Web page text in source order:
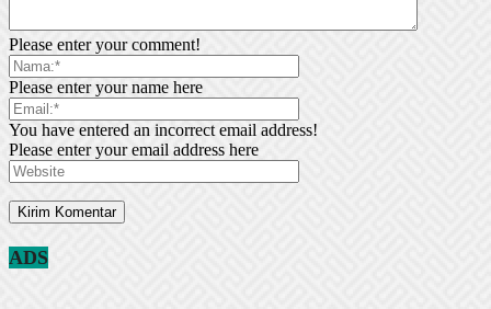
Please enter your comment!
Please enter your name here
You have entered an incorrect email address!
Please enter your email address here
ADS